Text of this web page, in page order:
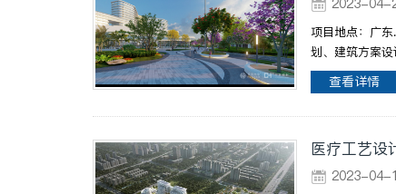
项目地点：广
划、建筑方案
查看详情
医疗工艺
2023-